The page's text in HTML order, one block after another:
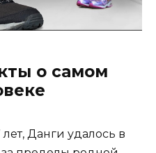
о самом
лет, Данги удалось в